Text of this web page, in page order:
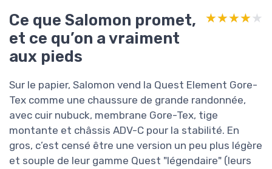
Ce que Salomon promet,
et ce qu’on a vraiment
aux pieds
★★★★★
★★★★★
Sur le papier, Salomon vend la Quest Element Gore-
Tex comme une chaussure de grande randonnée,
avec cuir nubuck, membrane Gore-Tex, tige
montante et châssis ADV-C pour la stabilité. En
gros, c’est censé être une version un peu plus légère
et souple de leur gamme Quest "légendaire" (leurs